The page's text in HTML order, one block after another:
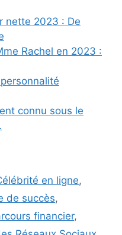
nette 2023 : De
Rachel en 2023 :
connu sous le
en ligne,
de succès,
financier,